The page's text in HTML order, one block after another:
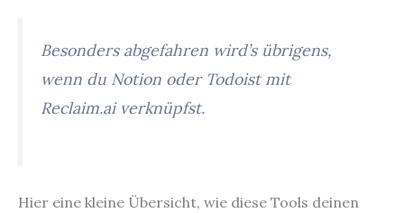
Besonders abgefahren wird’s übrigens,
wenn du Notion oder Todoist mit
Reclaim.ai verknüpfst.
Hier eine kleine Übersicht, wie diese Tools deinen